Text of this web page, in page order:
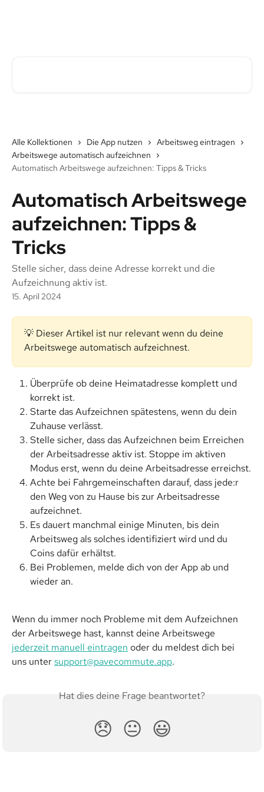
Alle Kollektionen Die App nutzen
Arbeitsweg eintragen
Arbeitswege automatisch aufzeichnen
Automatisch Arbeitswege aufzeichnen: Tipps & Tricks
Automatisch Arbeitswege
aufzeichnen: Tipps &
Tricks
Stelle sicher, dass deine Adresse korrekt und die
Aufzeichnung aktiv ist.
15. April 2024
💡 Dieser Artikel ist nur relevant wenn du deine
Arbeitswege automatisch aufzeichnest.
Überprüfe ob deine Heimatadresse komplett und
korrekt ist.
Starte das Aufzeichnen spätestens, wenn du dein
Zuhause verlässt.
Stelle sicher, dass das Aufzeichnen beim Erreichen
der Arbeitsadresse aktiv ist. Stoppe im aktiven
Modus erst, wenn du deine Arbeitsadresse erreichst.
Achte bei Fahrgemeinschaften darauf, dass jede:r
den Weg von zu Hause bis zur Arbeitsadresse
aufzeichnet.
Es dauert manchmal einige Minuten, bis dein
Arbeitsweg als solches identifiziert wird und du
Coins dafür erhältst.
Bei Problemen, melde dich von der App ab und
wieder an.
Wenn du immer noch Probleme mit dem Aufzeichnen
der Arbeitswege hast, kannst deine Arbeitswege
jederzeit manuell eintragen oder du meldest dich bei
uns unter support@pavecommute.app.
Hat dies deine Frage beantwortet?
😞 😐 😃